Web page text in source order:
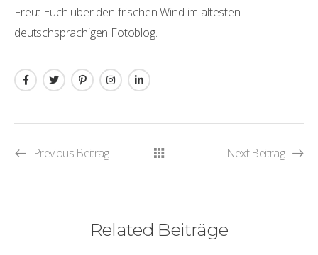
Freut Euch über den frischen Wind im ältesten
deutschsprachigen Fotoblog.
Previous Beitrag Next Beitrag
Related Beiträge